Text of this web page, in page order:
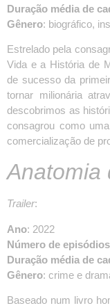
Duração média de
Gênero: biográfico,
Estrelado pela
Vida e a História de
de sucesso da
tornar milionária
descobrimos as
consagrou como
comercialização de
Anatomia
Trailer:
Ano: 2022
Número de episódios
Duração média de
Gênero: crime e
Baseado num livro